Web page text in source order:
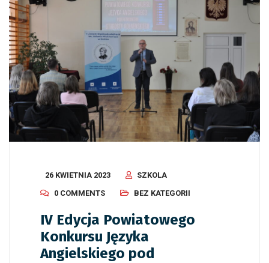
26 KWIETNIA 2023
SZKOLA
0 COMMENTS
BEZ KATEGORII
IV Edycja Powiatowego
Konkursu Języka
Angielskiego pod